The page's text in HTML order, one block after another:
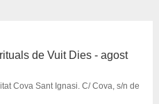
de Vuit Dies - agost
Cova Sant Ignasi. C/ Cova, s/n de